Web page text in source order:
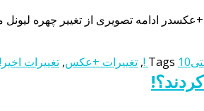
Tags 10 !
, تغییرات +عکس, تغییرات اخیر!